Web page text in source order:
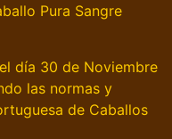
Pura Sangre
día 30 de Noviembre
las normas y
de Caballos